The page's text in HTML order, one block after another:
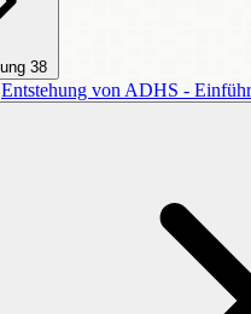
38
Entstehung von ADHS -